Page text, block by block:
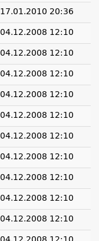
17.01.2010 20:36
04.12.2008 12:10
04.12.2008 12:10
04.12.2008 12:10
04.12.2008 12:10
04.12.2008 12:10
04.12.2008 12:10
04.12.2008 12:10
04.12.2008 12:10
04.12.2008 12:10
04.12.2008 12:10